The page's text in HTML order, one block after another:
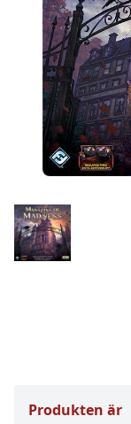
Produkten är